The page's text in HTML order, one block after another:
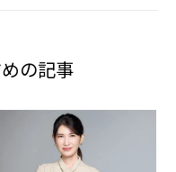
の記事